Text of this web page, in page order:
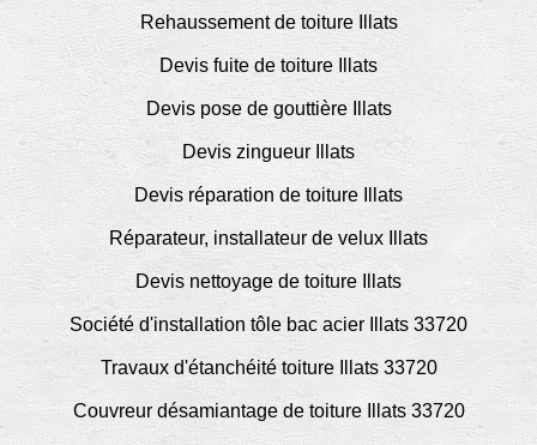
Rehaussement de toiture Illats
Devis fuite de toiture Illats
Devis pose de gouttière Illats
Devis zingueur Illats
Devis réparation de toiture Illats
Réparateur, installateur de velux Illats
Devis nettoyage de toiture Illats
Société d'installation tôle bac acier Illats 33720
Travaux d'étanchéité toiture Illats 33720
Couvreur désamiantage de toiture Illats 33720